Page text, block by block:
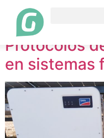
Etiqueta:
Protocolos
en sistemas